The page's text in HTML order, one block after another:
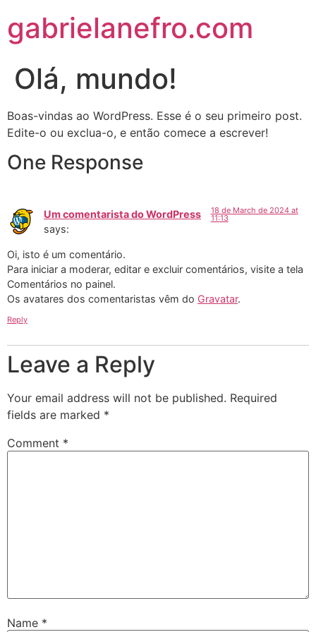
gabrielanefro.com
Olá, mundo!
Boas-vindas ao WordPress. Esse é o seu primeiro post.
Edite-o ou exclua-o, e então comece a escrever!
One Response
Um comentarista do WordPress
says:
18 de March de 2024 at
11:13
Oi, isto é um comentário.
Para iniciar a moderar, editar e excluir comentários, visite a tela
Comentários no painel.
Os avatares dos comentaristas vêm do Gravatar.
Reply
Leave a Reply
Your email address will not be published. Required
fields are marked *
Comment *
Name *